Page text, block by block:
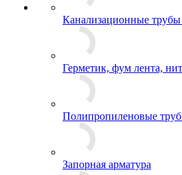
Канализационные
Герметик, фум лента,
Полипропиленовые
Запорная арматура